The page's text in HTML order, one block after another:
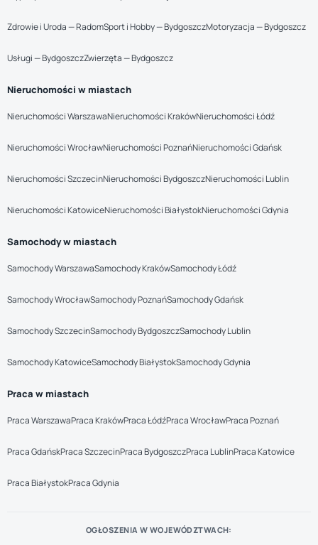
Zdrowie i Uroda — RadomSport i Hobby — BydgoszczMotoryzacja — Bydgoszcz
Usługi — BydgoszczZwierzęta — Bydgoszcz
Nieruchomości w miastach
Nieruchomości WarszawaNieruchomości KrakówNieruchomości Łódź
Nieruchomości WrocławNieruchomości PoznańNieruchomości Gdańsk
Nieruchomości SzczecinNieruchomości BydgoszczNieruchomości Lublin
Nieruchomości KatowiceNieruchomości BiałystokNieruchomości Gdynia
Samochody w miastach
Samochody WarszawaSamochody KrakówSamochody Łódź
Samochody WrocławSamochody PoznańSamochody Gdańsk
Samochody SzczecinSamochody BydgoszczSamochody Lublin
Samochody KatowiceSamochody BiałystokSamochody Gdynia
Praca w miastach
Praca WarszawaPraca KrakówPraca ŁódźPraca WrocławPraca Poznań
Praca GdańskPraca SzczecinPraca BydgoszczPraca LublinPraca Katowice
Praca BiałystokPraca Gdynia
OGŁOSZENIA W WOJEWÓDZTWACH: